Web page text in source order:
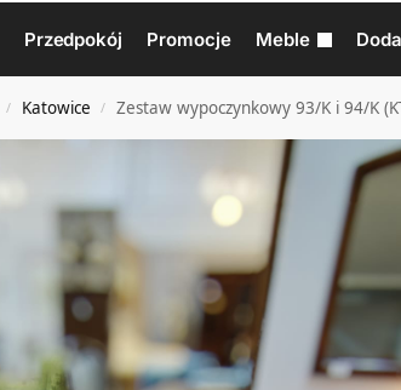
Przedpokój Promocje Meble
/ Katowice / Zestaw wypoczynkowy 93/K i 94/K